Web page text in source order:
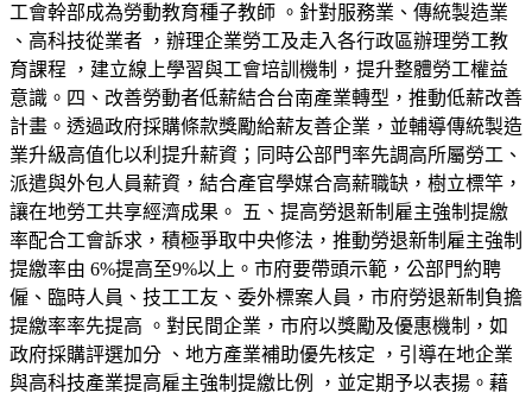
工會幹部成為勞動教育種子教師 。針對服務業、傳統製造業
、高科技從業者 ，辦理企業勞工及走入各行政區辦理勞工教
育課程 ，建立線上學習與工會培訓機制，提升整體勞工權益
意識。四、改善勞動者低薪結合台南產業轉型，推動低薪改善
計畫。透過政府採購條款獎勵給薪友善企業，並輔導傳統製造
業升級高值化以利提升薪資；同時公部門率先調高所屬勞工、
派遣與外包人員薪資，結合產官學媒合高薪職缺，樹立標竿，
讓在地勞工共享經濟成果。 五、提高勞退新制雇主強制提繳
率配合工會訴求，積極爭取中央修法，推動勞退新制雇主強制
提繳率由 6%提高至9%以上。市府要帶頭示範，公部門約聘
僱、臨時人員、技工工友、委外標案人員，市府勞退新制負擔
提繳率率先提高 。對民間企業，市府以獎勵及優惠機制，如
政府採購評選加分 、地方產業補助優先核定 ，引導在地企業
與高科技產業提高雇主強制提繳比例 ，並定期予以表揚。藉